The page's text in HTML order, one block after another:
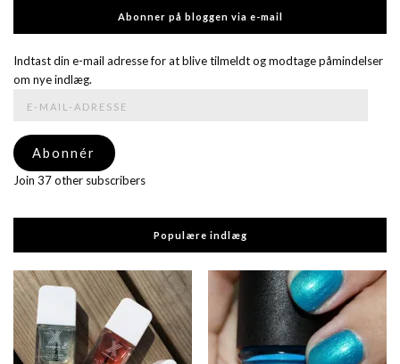
Abonner på bloggen via e-mail
Indtast din e-mail adresse for at blive tilmeldt og modtage påmindelser
om nye indlæg.
adresse
Abonnér
Join 37 other subscribers
Populære indlæg